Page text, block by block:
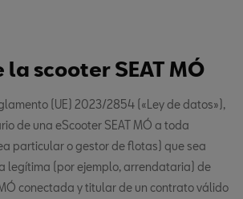
la scooter SEAT MÓ
(UE) 2023/2854 («Ley de datos»),
de una eScooter SEAT MÓ a toda
particular o gestor de flotas) que sea
legítima (por ejemplo, arrendataria) de
conectada y titular de un contrato válido